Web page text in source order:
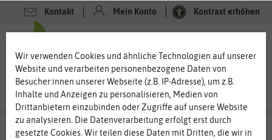
Kontakt Mein Konto Kontrast erhöhen
Wir verwenden Cookies und ähnliche Technologien auf unserer
Website und verarbeiten personenbezogene Daten von
Besucher:innen unserer Webseite (z.B. IP-Adresse), um z.B.
Inhalte und Anzeigen zu personalisieren, Medien von
Drittanbietern einzubinden oder Zugriffe auf unsere Website
zu analysieren. Die Datenverarbeitung erfolgt erst durch
gesetzte Cookies. Wir teilen diese Daten mit Dritten, die wir in